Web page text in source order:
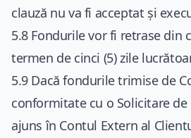
clauză nu va fi acceptat și
5.8 Fondurile vor fi retrase din
termen de cinci (5) zile
5.9 Dacă fondurile trimise de
conformitate cu o Solicitare de
ajuns în Contul Extern al